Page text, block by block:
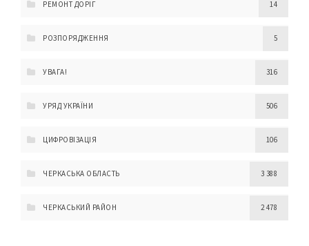
РЕМОНТ ДОРІГ 14
РОЗПОРЯДЖЕННЯ 5
УВАГА! 316
УРЯД УКРАЇНИ 506
ЦИФРОВІЗАЦІЯ 106
ЧЕРКАСЬКА ОБЛАСТЬ 3 388
ЧЕРКАСЬКИЙ РАЙОН 2 478